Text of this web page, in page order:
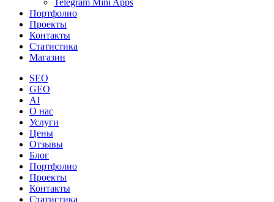
Telegram Mini Apps
Портфолио
Проекты
Контакты
Статистика
Магазин
SEO
GEO
AI
О нас
Услуги
Цены
Отзывы
Блог
Портфолио
Проекты
Контакты
Статистика